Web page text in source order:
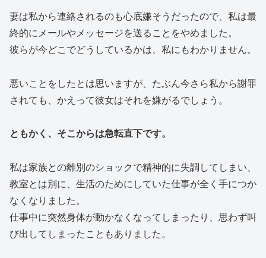
妻は私から連絡されるのも心底嫌そうだったので、私は最
終的にメールやメッセージを送ることをやめました。
彼らが今どこでどうしているかは、私にもわかりません。
悪いことをしたとは思いますが、たぶん今さら私から謝罪
されても、かえって彼女はそれを嫌がるでしょう。
ともかく、そこからは急転直下です。
私は家族との離別のショックで精神的に失調してしまい、
教室とは別に、生活のためにしていた仕事が全く手につか
なくなりました。
仕事中に突然身体が動かなくなってしまったり、思わず叫
び出してしまったこともありました。